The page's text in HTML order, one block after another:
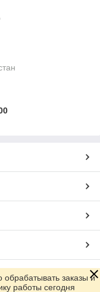
заказы и
работы сегодня